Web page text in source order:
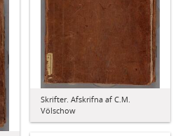
Skrifter. Afskrifna af C.M.
Völschow